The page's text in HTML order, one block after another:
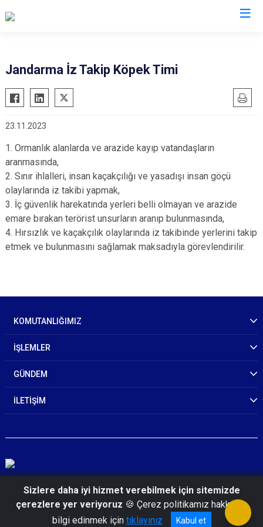
Jandarma İz Takip Köpek Timi
23.11.2023
1. Ormanlık alanlarda ve arazide kayıp vatandaşların
aranmasında,
2. Sınır ihlalleri, insan kaçakçılığı ve yasadışı insan göçü
olaylarında iz takibi yapmak,
3. İç güvenlik harekatında yerleri belli olmayan ve arazide
emare bırakan terörist unsurların aranıp bulunmasında,
4. Hırsızlık ve kaçakçılık olaylarında iz takibinde yerlerini takip
etmek ve bulunmasını sağlamak maksadıyla görevlendirilir.
KOMUTANLIĞIMIZ
İŞLEMLER
GÜNDEM
İLETİŞİM
© 2026 Samsun İl Jandarma Komutanlığı
Sizlere daha iyi hizmet verebilmek için sitemizde
çerezlere yer veriyoruz 🍪 Çerez politikamız hakkında
bilgi edinmek için tıklayınız Kabul et